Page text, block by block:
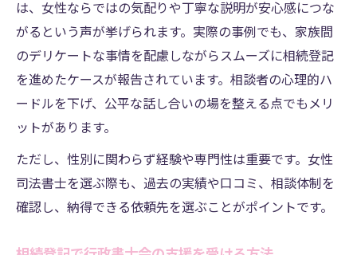
は、女性ならではの気配りや丁寧な説明が安心感につな
がるという声が挙げられます。実際の事例でも、家族間
のデリケートな事情を配慮しながらスムーズに相続登記
を進めたケースが報告されています。相談者の心理的ハ
ードルを下げ、公平な話し合いの場を整える点でもメリ
ットがあります。
ただし、性別に関わらず経験や専門性は重要です。女性
司法書士を選ぶ際も、過去の実績や口コミ、相談体制を
確認し、納得できる依頼先を選ぶことがポイントです。